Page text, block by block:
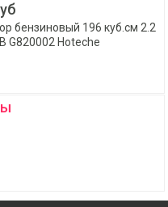
бензиновый 196 куб.см 2.2
G820002 Hoteche